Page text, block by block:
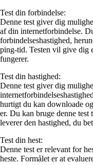
Test din forbindelse:
Denne test giver dig
af din internetforbindelse.
forbindelseshastighed,
ping-tid. Testen vil give dig
fungerer.
Test din hastighed:
Denne test giver dig
hurtigt du kan downloade
er. Du kan bruge denne
leverer den hastighed, du
Test din hest:
Denne test er relevant for
heste. Formålet er at